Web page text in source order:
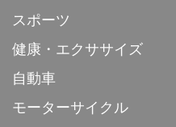
スポーツ
健康・エクササイズ
自動車
モーターサイクル